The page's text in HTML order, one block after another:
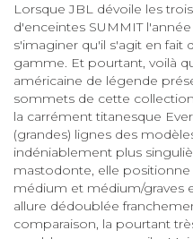
Lorsque JBL dévoile les
d'enceintes SUMMIT
s'imaginer qu'il s'agit en fait
gamme. Et pourtant, voilà
américaine de légende
sommets de cette
la carrément titanesque
(grandes) lignes des
indéniablement plus
mastodonte, elle
médium et médium/graves
allure dédoublée
comparaison, la pourtant